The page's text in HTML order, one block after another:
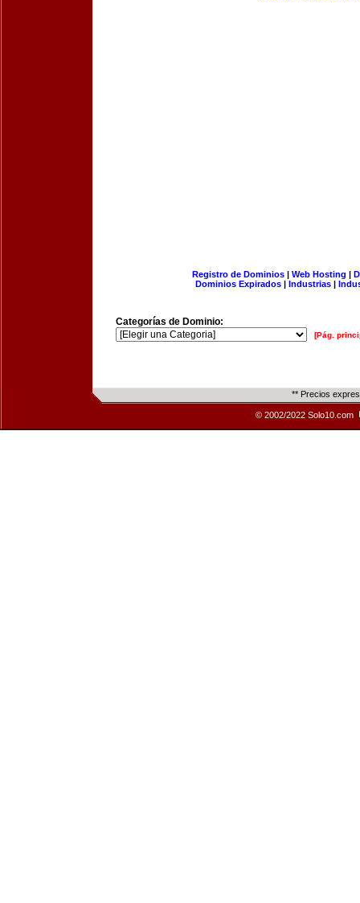
Registro de Dominios| Web Hosting |
Dominios Expirados | Industrias |
Categorías de Dominio:
[Pág.
** Precios
© 2002/2022 Solo10.com